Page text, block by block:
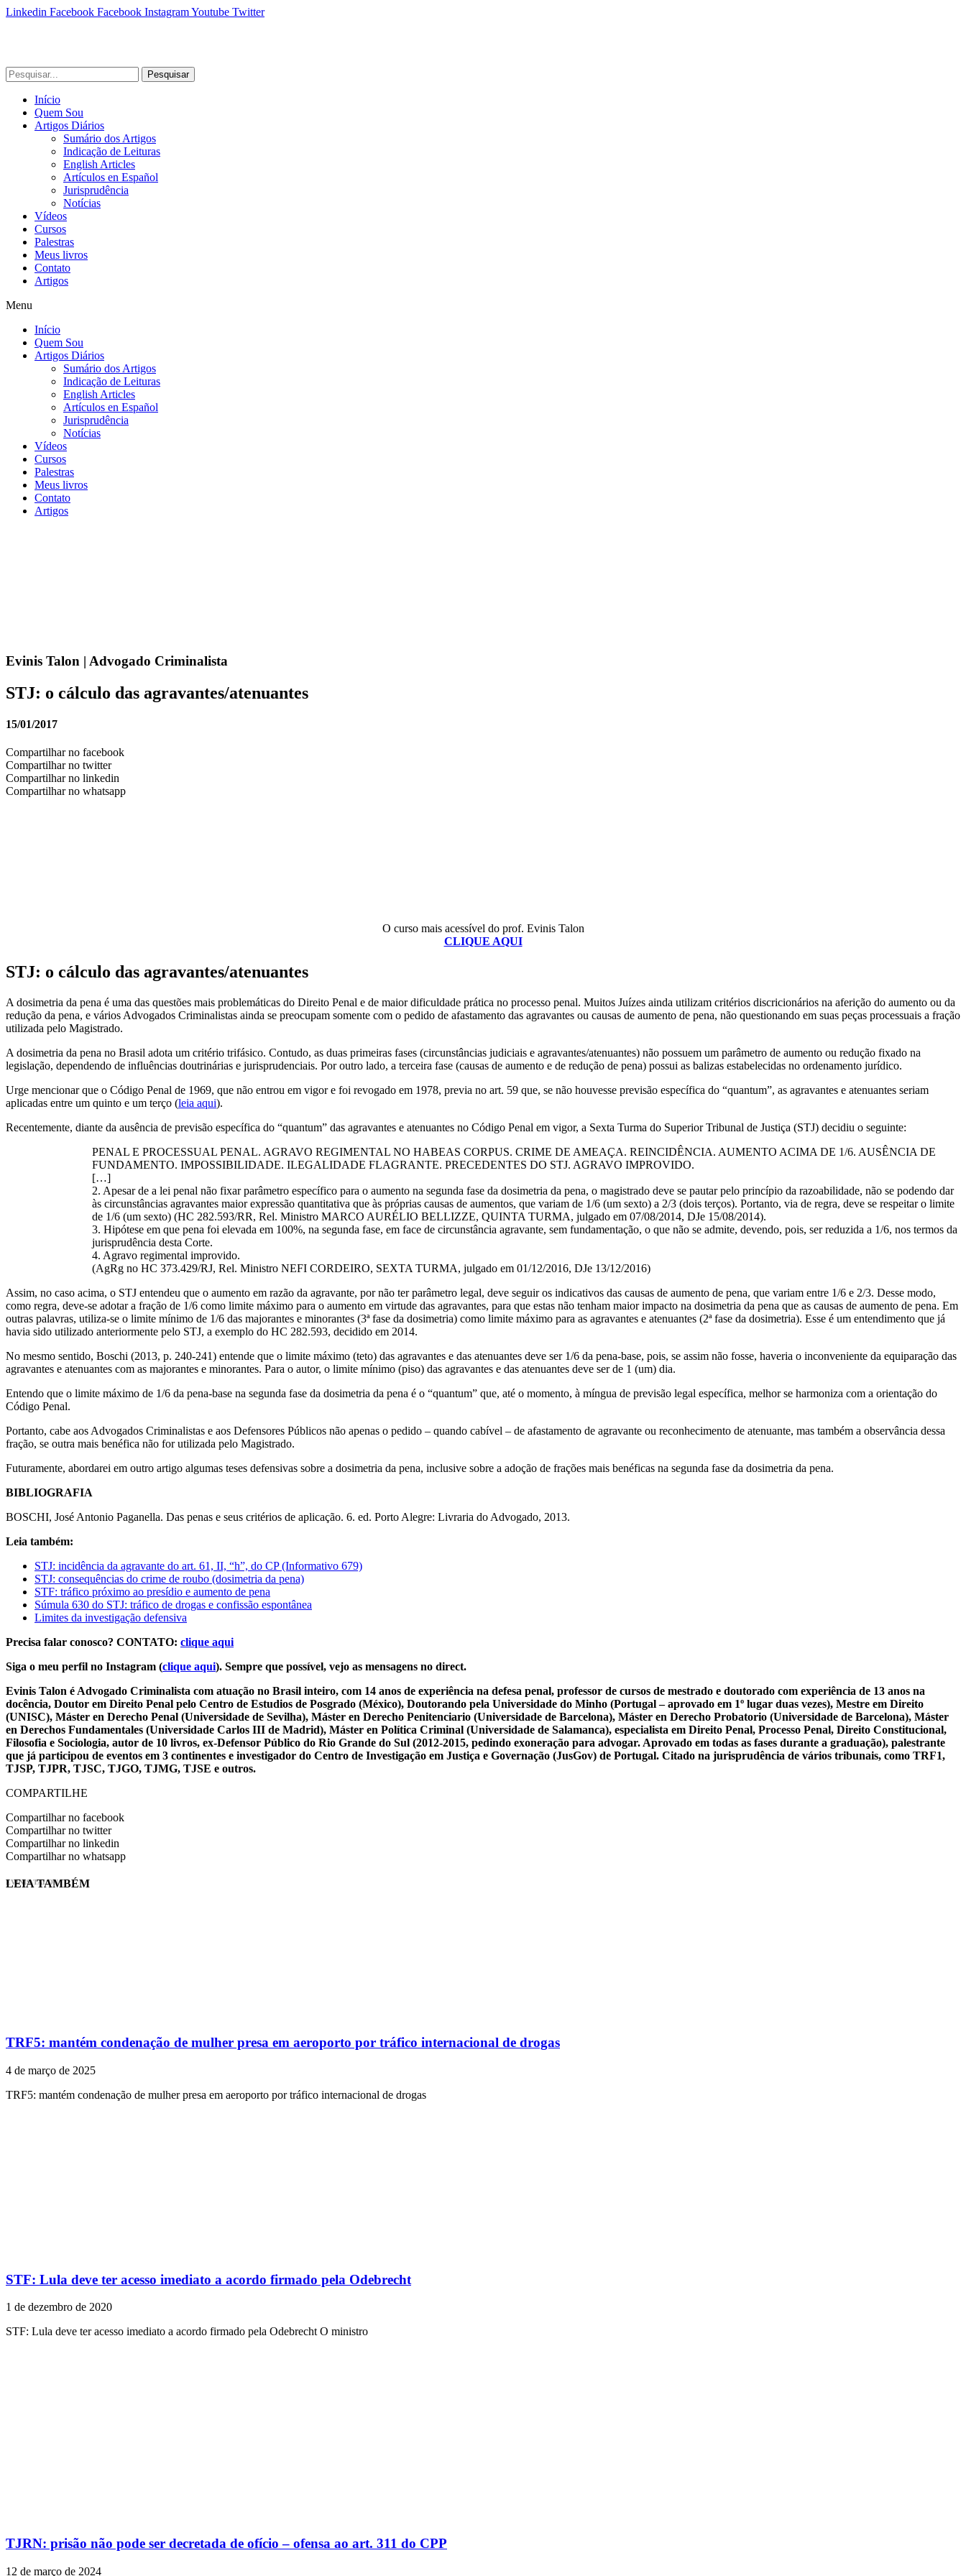
Linkedin Facebook Facebook InstagramYoutube Twitter
Pesquisar
Início
Quem Sou
Artigos Diários
Sumário dos Artigos
Indicação de Leituras
English Articles
Artículos en Español
Jurisprudência
Notícias
Vídeos
Cursos
Palestras
Meus livros
Contato
Artigos
Menu
Início
Quem Sou
Artigos Diários
Sumário dos Artigos
Indicação de Leituras
English Articles
Artículos en Español
Jurisprudência
Notícias
Vídeos
Cursos
Palestras
Meus livros
Contato
Artigos
Evinis Talon | Advogado Criminalista
STJ: o cálculo das agravantes/atenuantes
15/01/2017
Compartilhar no facebook
Compartilhar no twitter
Compartilhar no linkedin
Compartilhar no whatsapp
O curso mais acessível do prof. Evinis Talon
CLIQUE AQUI
STJ: o cálculo das agravantes/atenuantes
A dosimetria da pena é uma das questões mais problemáticas do Direito Penal e de maior dificuldade prática no processo penal. Muitos Juízes ainda utilizam critérios discricionários na aferição do aumento ou da
redução da pena, e vários Advogados Criminalistas ainda se preocupam somente com o pedido de afastamento das agravantes ou causas de aumento de pena, não questionando em suas peças processuais a fração
utilizada pelo Magistrado.
A dosimetria da pena no Brasil adota um critério trifásico. Contudo, as duas primeiras fases (circunstâncias judiciais e agravantes/atenuantes) não possuem um parâmetro de aumento ou redução fixado na
legislação, dependendo de influências doutrinárias e jurisprudenciais. Por outro lado, a terceira fase (causas de aumento e de redução de pena) possui as balizas estabelecidas no ordenamento jurídico.
Urge mencionar que o Código Penal de 1969, que não entrou em vigor e foi revogado em 1978, previa no art. 59 que, se não houvesse previsão específica do “quantum”, as agravantes e atenuantes seriam
aplicadas entre um quinto e um terço (leia aqui).
Recentemente, diante da ausência de previsão específica do “quantum” das agravantes e atenuantes no Código Penal em vigor, a Sexta Turma do Superior Tribunal de Justiça (STJ) decidiu o seguinte:
PENAL E PROCESSUAL PENAL. AGRAVO REGIMENTAL NO HABEAS CORPUS. CRIME DE AMEAÇA. REINCIDÊNCIA. AUMENTO ACIMA DE 1/6. AUSÊNCIA DE
FUNDAMENTO. IMPOSSIBILIDADE. ILEGALIDADE FLAGRANTE. PRECEDENTES DO STJ. AGRAVO IMPROVIDO.
[…]
2. Apesar de a lei penal não fixar parâmetro específico para o aumento na segunda fase da dosimetria da pena, o magistrado deve se pautar pelo princípio da razoabilidade, não se podendo dar
às circunstâncias agravantes maior expressão quantitativa que às próprias causas de aumentos, que variam de 1/6 (um sexto) a 2/3 (dois terços). Portanto, via de regra, deve se respeitar o limite
de 1/6 (um sexto) (HC 282.593/RR, Rel. Ministro MARCO AURÉLIO BELLIZZE, QUINTA TURMA, julgado em 07/08/2014, DJe 15/08/2014).
3. Hipótese em que pena foi elevada em 100%, na segunda fase, em face de circunstância agravante, sem fundamentação, o que não se admite, devendo, pois, ser reduzida a 1/6, nos termos da
jurisprudência desta Corte.
4. Agravo regimental improvido.
(AgRg no HC 373.429/RJ, Rel. Ministro NEFI CORDEIRO, SEXTA TURMA, julgado em 01/12/2016, DJe 13/12/2016)
Assim, no caso acima, o STJ entendeu que o aumento em razão da agravante, por não ter parâmetro legal, deve seguir os indicativos das causas de aumento de pena, que variam entre 1/6 e 2/3. Desse modo,
como regra, deve-se adotar a fração de 1/6 como limite máximo para o aumento em virtude das agravantes, para que estas não tenham maior impacto na dosimetria da pena que as causas de aumento de pena. Em
outras palavras, utiliza-se o limite mínimo de 1/6 das majorantes e minorantes (3ª fase da dosimetria) como limite máximo para as agravantes e atenuantes (2ª fase da dosimetria). Esse é um entendimento que já
havia sido utilizado anteriormente pelo STJ, a exemplo do HC 282.593, decidido em 2014.
No mesmo sentido, Boschi (2013, p. 240-241) entende que o limite máximo (teto) das agravantes e das atenuantes deve ser 1/6 da pena-base, pois, se assim não fosse, haveria o inconveniente da equiparação das
agravantes e atenuantes com as majorantes e minorantes. Para o autor, o limite mínimo (piso) das agravantes e das atenuantes deve ser de 1 (um) dia.
Entendo que o limite máximo de 1/6 da pena-base na segunda fase da dosimetria da pena é o “quantum” que, até o momento, à míngua de previsão legal específica, melhor se harmoniza com a orientação do
Código Penal.
Portanto, cabe aos Advogados Criminalistas e aos Defensores Públicos não apenas o pedido – quando cabível – de afastamento de agravante ou reconhecimento de atenuante, mas também a observância dessa
fração, se outra mais benéfica não for utilizada pelo Magistrado.
Futuramente, abordarei em outro artigo algumas teses defensivas sobre a dosimetria da pena, inclusive sobre a adoção de frações mais benéficas na segunda fase da dosimetria da pena.
BIBLIOGRAFIA
BOSCHI, José Antonio Paganella. Das penas e seus critérios de aplicação. 6. ed. Porto Alegre: Livraria do Advogado, 2013.
Leia também:
STJ: incidência da agravante do art. 61, II, “h”, do CP (Informativo 679)
STJ: consequências do crime de roubo (dosimetria da pena)
STF: tráfico próximo ao presídio e aumento de pena
Súmula 630 do STJ: tráfico de drogas e confissão espontânea
Limites da investigação defensiva
Precisa falar conosco? CONTATO: clique aqui
Siga o meu perfil no Instagram (clique aqui). Sempre que possível, vejo as mensagens no direct.
Evinis Talon é Advogado Criminalista com atuação no Brasil inteiro, com 14 anos de experiência na defesa penal, professor de cursos de mestrado e doutorado com experiência de 13 anos na
docência, Doutor em Direito Penal pelo Centro de Estudios de Posgrado (México), Doutorando pela Universidade do Minho (Portugal – aprovado em 1º lugar duas vezes), Mestre em Direito
(UNISC), Máster en Derecho Penal (Universidade de Sevilha), Máster en Derecho Penitenciario (Universidade de Barcelona), Máster en Derecho Probatorio (Universidade de Barcelona), Máster
en Derechos Fundamentales (Universidade Carlos III de Madrid), Máster en Política Criminal (Universidade de Salamanca), especialista em Direito Penal, Processo Penal, Direito Constitucional,
Filosofia e Sociologia, autor de 10 livros, ex-Defensor Público do Rio Grande do Sul (2012-2015, pedindo exoneração para advogar. Aprovado em todas as fases durante a graduação), palestrante
que já participou de eventos em 3 continentes e investigador do Centro de Investigação em Justiça e Governação (JusGov) de Portugal. Citado na jurisprudência de vários tribunais, como TRF1,
TJSP, TJPR, TJSC, TJGO, TJMG, TJSE e outros.
COMPARTILHE
Compartilhar no facebook
Compartilhar no twitter
Compartilhar no linkedin
Compartilhar no whatsapp
EVINIS TALON
LEIA TAMBÉM
TRF5: mantém condenação de mulher presa em aeroporto por tráfico internacional de drogas
4 de março de 2025
TRF5: mantém condenação de mulher presa em aeroporto por tráfico internacional de drogas
STF: Lula deve ter acesso imediato a acordo firmado pela Odebrecht
1 de dezembro de 2020
STF: Lula deve ter acesso imediato a acordo firmado pela Odebrecht O ministro
TJRN: prisão não pode ser decretada de ofício – ofensa ao art. 311 do CPP
12 de março de 2024